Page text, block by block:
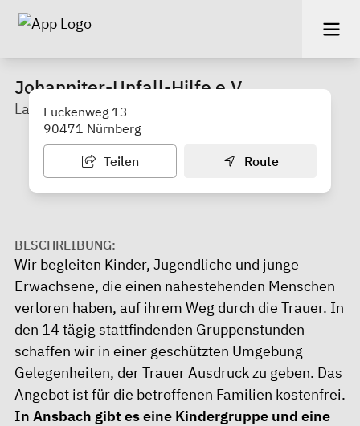
Johanniter-Unfall-Hilfe e.V.
Lacrima - Zentrum für trauernde Kinder
Euckenweg 13
90471 Nürnberg
Teilen Route
BESCHREIBUNG:
Wir begleiten Kinder, Jugendliche und junge
Erwachsene, die einen nahestehenden Menschen
verloren haben, auf ihrem Weg durch die Trauer. In
den 14 tägig stattfindenden Gruppenstunden
schaffen wir in einer geschützten Umgebung
Gelegenheiten, der Trauer Ausdruck zu geben. Das
Angebot ist für die betroffenen Familien kostenfrei.
In Ansbach gibt es eine Kindergruppe und eine